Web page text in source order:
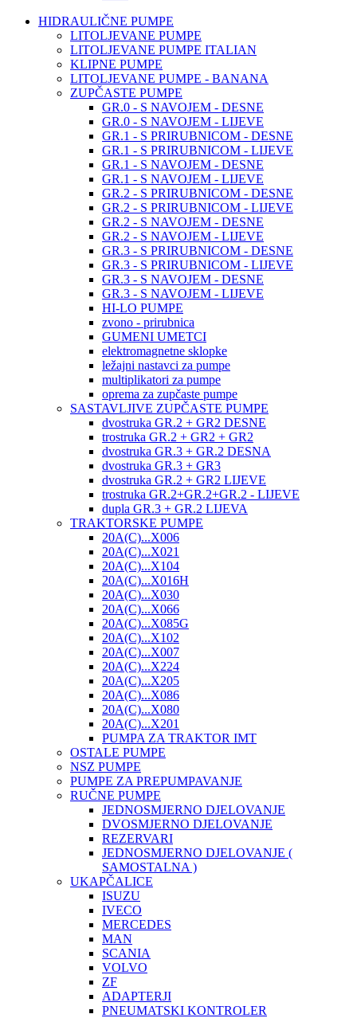
HIDRAULIČNE PUMPE
LITOLJEVANE PUMPE
LITOLJEVANE PUMPE ITALIAN
KLIPNE PUMPE
LITOLJEVANE PUMPE - BANANA
ZUPČASTE PUMPE
GR.0 - S NAVOJEM - DESNE
GR.0 - S NAVOJEM - LIJEVE
GR.1 - S PRIRUBNICOM - DESNE
GR.1 - S PRIRUBNICOM - LIJEVE
GR.1 - S NAVOJEM - DESNE
GR.1 - S NAVOJEM - LIJEVE
GR.2 - S PRIRUBNICOM - DESNE
GR.2 - S PRIRUBNICOM - LIJEVE
GR.2 - S NAVOJEM - DESNE
GR.2 - S NAVOJEM - LIJEVE
GR.3 - S PRIRUBNICOM - DESNE
GR.3 - S PRIRUBNICOM - LIJEVE
GR.3 - S NAVOJEM - DESNE
GR.3 - S NAVOJEM - LIJEVE
HI-LO PUMPE
zvono - prirubnica
GUMENI UMETCI
elektromagnetne sklopke
ležajni nastavci za pumpe
multiplikatori za pumpe
oprema za zupčaste pumpe
SASTAVLJIVE ZUPČASTE PUMPE
dvostruka GR.2 + GR2 DESNE
trostruka GR.2 + GR2 + GR2
dvostruka GR.3 + GR.2 DESNA
dvostruka GR.3 + GR3
dvostruka GR.2 + GR2 LIJEVE
trostruka GR.2+GR.2+GR.2 - LIJEVE
dupla GR.3 + GR.2 LIJEVA
TRAKTORSKE PUMPE
20A(C)...X006
20A(C)...X021
20A(C)...X104
20A(C)...X016H
20A(C)...X030
20A(C)...X066
20A(C)...X085G
20A(C)...X102
20A(C)...X007
20A(C)...X224
20A(C)...X205
20A(C)...X086
20A(C)...X080
20A(C)...X201
PUMPA ZA TRAKTOR IMT
OSTALE PUMPE
NSZ PUMPE
PUMPE ZA PREPUMPAVANJE
RUČNE PUMPE
JEDNOSMJERNO DJELOVANJE
DVOSMJERNO DJELOVANJE
REZERVARI
JEDNOSMJERNO DJELOVANJE (
SAMOSTALNA )
UKAPČALICE
ISUZU
IVECO
MERCEDES
MAN
SCANIA
VOLVO
ZF
ADAPTERJI
PNEUMATSKI KONTROLER